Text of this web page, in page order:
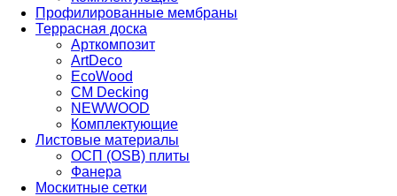
Профилированные мембраны
Террасная доска
Арткомпозит
ArtDeco
EcoWood
CM Decking
NEWWOOD
Комплектующие
Листовые материалы
ОСП (OSB) плиты
Фанера
Москитные сетки